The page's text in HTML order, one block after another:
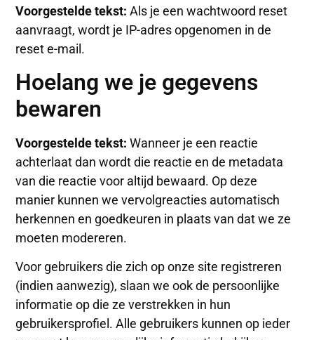
Voorgestelde tekst:Als je een wachtwoord reset
aanvraagt, wordt je IP-adres opgenomen in de
reset e-mail.
Hoelang we je gegevens
bewaren
Voorgestelde tekst:Wanneer je een reactie
achterlaat dan wordt die reactie en de metadata
van die reactie voor altijd bewaard. Op deze
manier kunnen we vervolgreacties automatisch
herkennen en goedkeuren in plaats van dat we ze
moeten modereren.
Voor gebruikers die zich op onze site registreren
(indien aanwezig), slaan we ook de persoonlijke
informatie op die ze verstrekken in hun
gebruikersprofiel. Alle gebruikers kunnen op ieder